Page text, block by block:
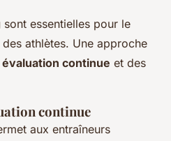
sont essentielles pour le
athlètes. Une approche
évaluation continue et des
continue
aux entraîneurs